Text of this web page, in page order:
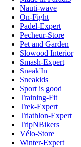
Nauti-wave
On-Fight
Padel-Expert
Pecheur-Store
Pet and Garden
Slowood Interior
Smash-Expert
Sneak'In
Sneakids
Sport is good
Training-Fit
Trek-Expert
Triathlon-Expert
TripNBikers
Vélo-Store
Winter-Expert